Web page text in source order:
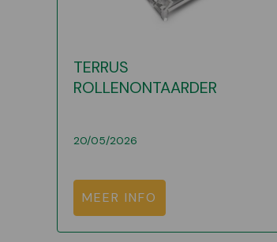
TERRUS
ROLLENONTAARDER
20/05/2026
MEER INFO